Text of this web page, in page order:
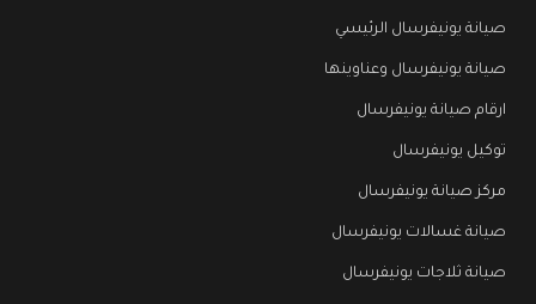
صيانة يونيفرسال الرئيسي
صيانة يونيفرسال وعناوينها
ارقام صيانة يونيفرسال
توكيل يونيفرسال
مركز صيانة يونيفرسال
صيانة غسالات يونيفرسال
صيانة ثلاجات يونيفرسال